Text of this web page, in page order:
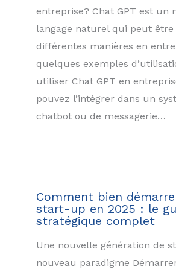
entreprise? Chat GPT est un
langage naturel qui peut
différentes manières en
quelques exemples
utiliser Chat GPT en
pouvez l’intégrer dans un
chatbot ou de messagerie…
Comment bien
start-up en 2025 : le
stratégique complet
Une nouvelle génération de
nouveau paradigme